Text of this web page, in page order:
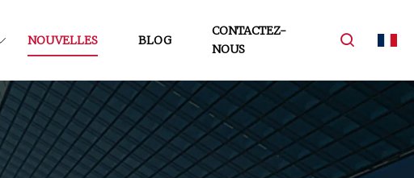
NOUVELLES BLOG
CONTACTEZ-
NOUS